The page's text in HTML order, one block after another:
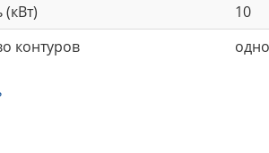
10
контуров